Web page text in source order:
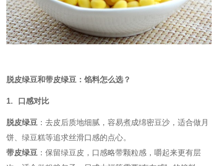
脱皮绿豆和带皮绿豆：馅料怎么选？
1. 口感对比
脱皮绿豆 ：去皮后质地细腻，容易煮成绵密豆沙，适合做月
饼、绿豆糕等追求丝滑口感的点心。
带皮绿豆 ：保留绿豆皮，口感略带颗粒感，嚼起来更有层